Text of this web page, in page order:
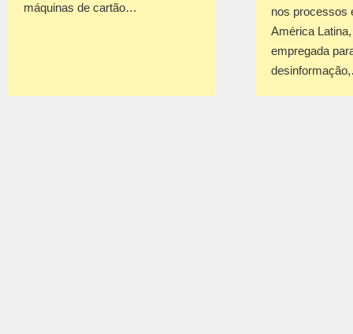
máquinas de cartão…
nos processos
América
empregada